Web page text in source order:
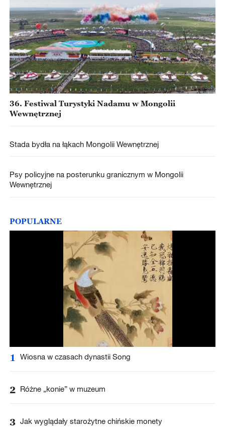
36. Festiwal Turystyki Nadamu w Mongolii
Wewnętrznej
Stada bydła na łąkach Mongolii Wewnętrznej
Psy policyjne na posterunku granicznym w Mongolii
Wewnętrznej
POPULARNE
1 Wiosna w czasach dynastii Song
2 Różne „konie” w muzeum
3 Jak wyglądały starożytne chińskie monety